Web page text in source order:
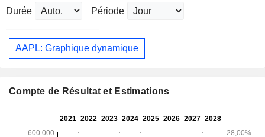
Durée Période
AAPL: Graphique dynamique
Compte de Résultat et Estimations